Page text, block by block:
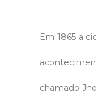
Em 1865 a
chamado